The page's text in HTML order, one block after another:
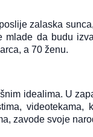
zalaska
mlade da budu
a 70 ženu.
idealima. U
zavode svoje